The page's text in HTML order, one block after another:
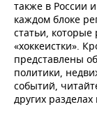
также в России
каждом блоке
статьи, которые
«хоккеистки».
представлены
политики,
событий,
других